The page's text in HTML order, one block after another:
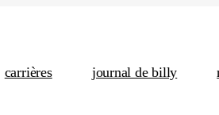
carrières journal de billy